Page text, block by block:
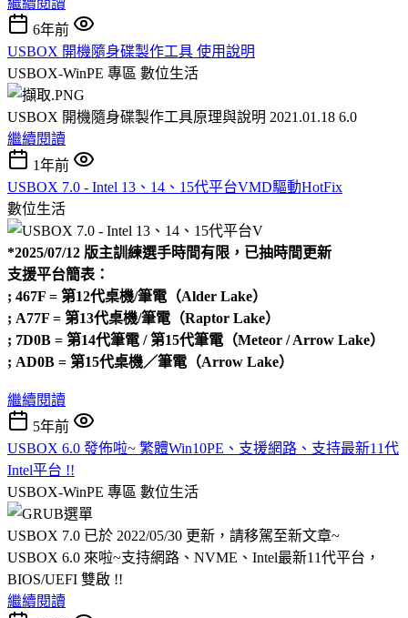
6年前
USBOX 開機隨身碟製作工具 使用說明
USBOX-WinPE 專區 數位生活
USBOX 開機隨身碟製作工具原理與說明 2021.01.18 6.0
繼續閱讀
1年前
USBOX 7.0 - Intel 13、14、15代平台VMD驅動HotFix
數位生活
*2025/07/12 版主訓練選手時間有限，已抽時間更新
支援平台簡表：
; 467F = 第12代桌機/筆電（Alder Lake）
; A77F = 第13代桌機/筆電（Raptor Lake）
; 7D0B = 第14代筆電 / 第15代筆電（Meteor / Arrow Lake）
; AD0B = 第15代桌機／筆電（Arrow Lake）
繼續閱讀
5年前
USBOX 6.0 發佈啦~ 繁體Win10PE、支援網路、支持最新11代
Intel平台 !!
USBOX-WinPE 專區 數位生活
USBOX 7.0 已於 2022/05/30 更新，請移駕至新文章~
USBOX 6.0 來啦~支持網路、NVME、Intel最新11代平台，
BIOS/UEFI 雙啟 !!
繼續閱讀